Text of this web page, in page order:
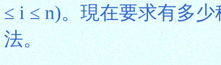
≤ i ≤ n)。現在要求有多
法。